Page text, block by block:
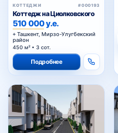
КОТТЕДЖИ #000193
Коттедж на Циолковского
510 000 у.е.
Ташкент, Мирзо-Улугбекский
район
450 м² • 3 сот.
Подробнее